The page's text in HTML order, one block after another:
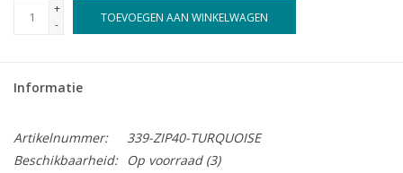
+
-
TOEVOEGEN AAN WINKELWAGEN
Informatie
Artikelnummer:
339-ZIP40-TURQUOISE
Beschikbaarheid:
Op voorraad(3)